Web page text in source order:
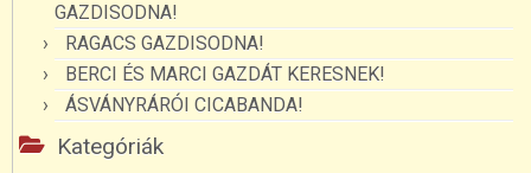
GAZDISODNA!
RAGACS GAZDISODNA!
BERCI ÉS MARCI GAZDÁT KERESNEK!
ÁSVÁNYRÁRÓI CICABANDA!
Kategóriák